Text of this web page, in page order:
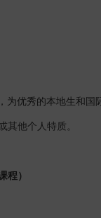
为优秀的本地生和
他个人特质。
程）